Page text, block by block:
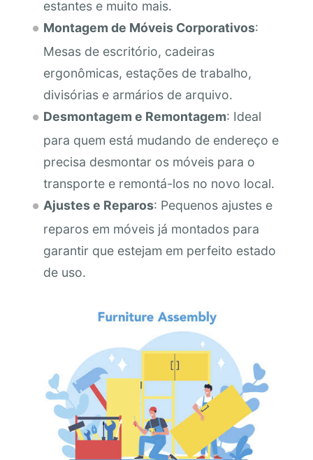
estantes e muito mais.
Montagem de Móveis Corporativos:
Mesas de escritório, cadeiras
ergonômicas, estações de trabalho,
divisórias e armários de arquivo.
Desmontagem e Remontagem: Ideal
para quem está mudando de endereço e
precisa desmontar os móveis para o
transporte e remontá-los no novo local.
Ajustes e Reparos: Pequenos ajustes e
reparos em móveis já montados para
garantir que estejam em perfeito estado
de uso.